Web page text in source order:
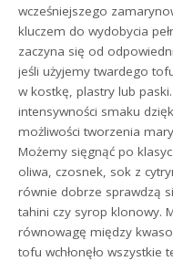
wcześniejszego
kluczem do wydobycia
zaczyna się od
jeśli użyjemy twardego
w kostkę, plastry lub
intensywności smaku
możliwości tworzenia
Możemy sięgnąć po
oliwa, czosnek, sok z
równie dobrze sprawdzą
tahini czy syrop klonowy.
równowagę między
tofu wchłonęło wszystkie